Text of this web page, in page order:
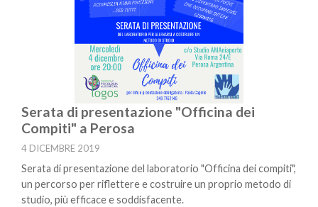
Serata di presentazione "Officina dei
Compiti" a Perosa
4 DICEMBRE 2019
Serata di presentazione del laboratorio "Officina dei compiti",
un percorso per riflettere e costruire un proprio metodo di
studio, più efficace e soddisfacente.